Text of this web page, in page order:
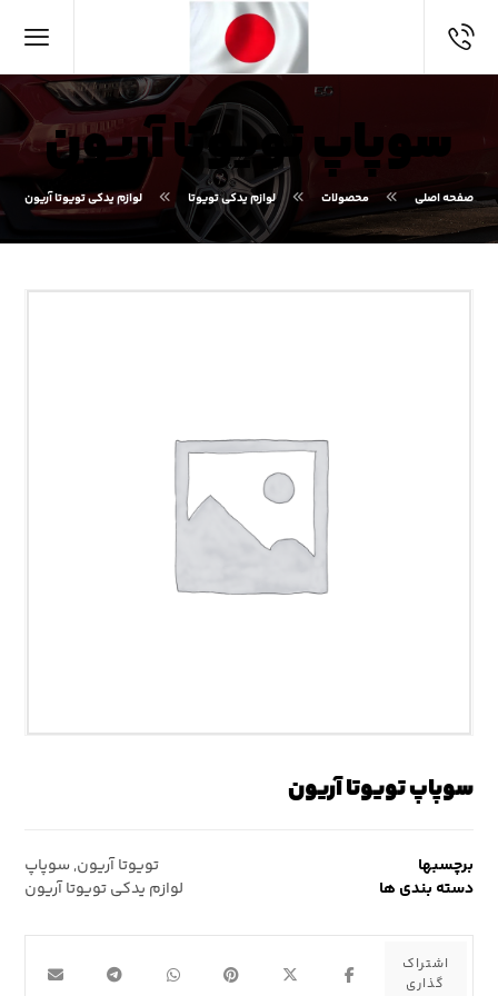
سوپاپ تویوتا آریون
صفحه اصلی محصولات لوازم یدکی تویوتا لوازم یدکی تویوتا آریون
سوپاپ تویوتا آریون
برچسبها تویوتا آریون,سوپاپ
دسته بندی ها
لوازم یدکی تویوتا آریون